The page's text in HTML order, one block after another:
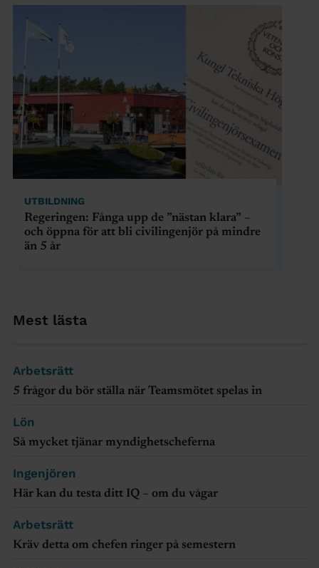
Mest lästa
Arbetsrätt
5 frågor du bör ställa när Teamsmötet spelas in
Lön
Så mycket tjänar myndighetscheferna
Ingenjören
Här kan du testa ditt IQ – om du vågar
Arbetsrätt
Kräv detta om chefen ringer på semestern
UTBILDNING
Regeringen: Fånga upp de ”nästan klara” –
och öppna för att bli civilingenjör på mindre
än 5 år